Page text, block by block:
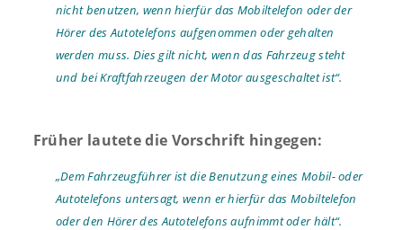
nicht benutzen, wenn hierfür das Mobiltelefon oder der
Hörer des Autotelefons aufgenommen oder gehalten
werden muss. Dies gilt nicht, wenn das Fahrzeug steht
und bei Kraftfahrzeugen der Motor ausgeschaltet ist“.
Früher lautete die Vorschrift hingegen:
„Dem Fahrzeugführer ist die Benutzung eines Mobil- oder
Autotelefons untersagt, wenn er hierfür das Mobiltelefon
oder den Hörer des Autotelefons aufnimmt oder hält“.